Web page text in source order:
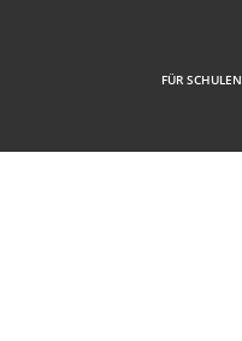
FÜR SCHULEN